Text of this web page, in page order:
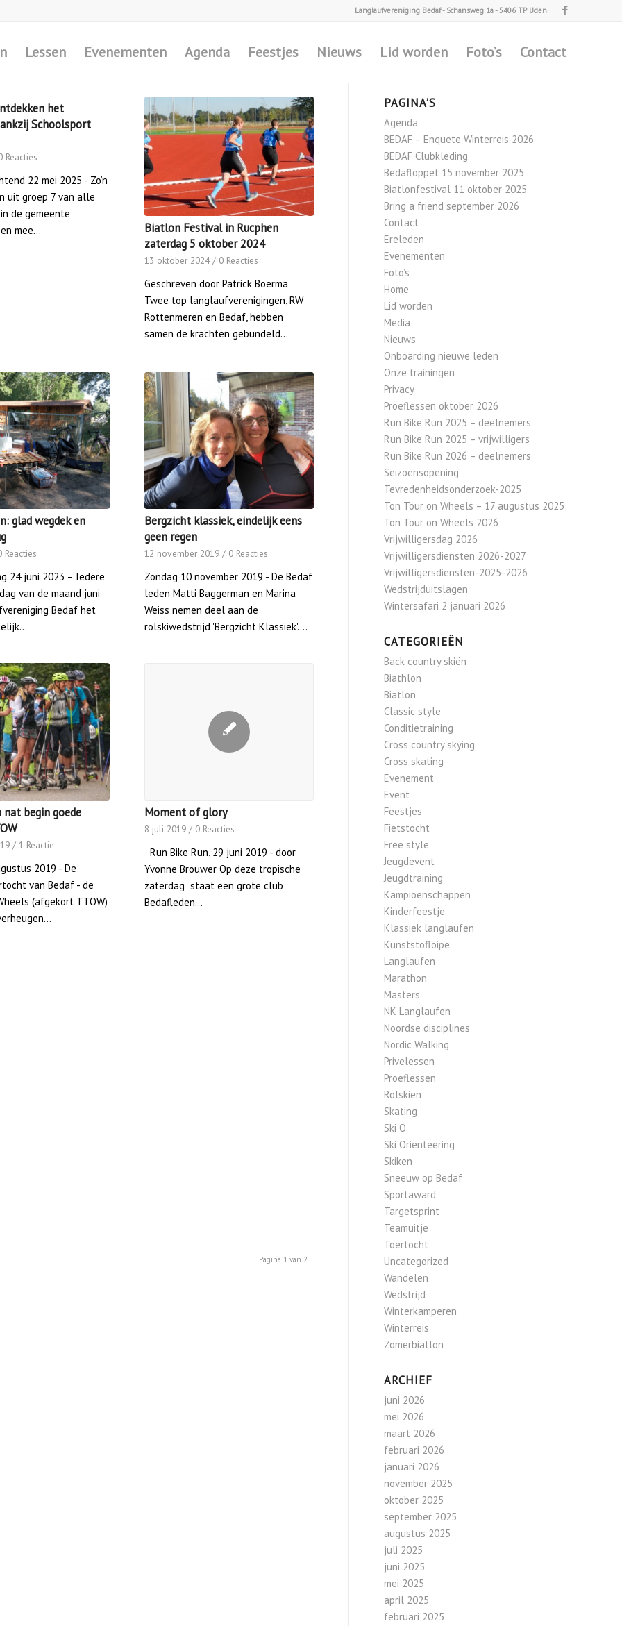
Langlaufvereniging Bedaf - Schansweg 1a - 5406 TP Uden
Lessen Evenementen Agenda Feestjes Nieuws Lid worden Foto’s Contact
het
Schoolsport
Reacties
22 mei 2025 - Zo’n
uit groep 7 van alle
de gemeente
mee…
Biatlon Festival in Rucphen
zaterdag 5 oktober 2024
13 oktober 2024 / 0 Reacties
Geschreven door Patrick Boerma
Twee top langlaufverenigingen, RW
Rottenmeren en Bedaf, hebben
samen de krachten gebundeld…
glad wegdek en
Reacties
24 juni 2023 – Iedere
van de maand juni
Bedaf het
Bergzicht klassiek, eindelijk eens
geen regen
12 november 2019 / 0 Reacties
Zondag 10 november 2019 - De Bedaf
leden Matti Baggerman en Marina
Weiss nemen deel aan de
rolskiwedstrijd 'Bergzicht Klassiek'.…
nat begin goede
/ 1 Reactie
2019 - De
van Bedaf - de
(afgekort TTOW)
Moment of glory
8 juli 2019 / 0 Reacties
Run Bike Run, 29 juni 2019 - door
Yvonne Brouwer Op deze tropische
zaterdag staat een grote club
Bedafleden…
Pagina 1 van 2
PAGINA’S
Agenda
BEDAF – Enquete Winterreis 2026
BEDAF Clubkleding
Bedafloppet 15 november 2025
Biatlonfestival 11 oktober 2025
Bring a friend september 2026
Contact
Ereleden
Evenementen
Foto’s
Home
Lid worden
Media
Nieuws
Onboarding nieuwe leden
Onze trainingen
Privacy
Proeflessen oktober 2026
Run Bike Run 2025 – deelnemers
Run Bike Run 2025 – vrijwilligers
Run Bike Run 2026 – deelnemers
Seizoensopening
Tevredenheidsonderzoek-2025
Ton Tour on Wheels – 17 augustus 2025
Ton Tour on Wheels 2026
Vrijwilligersdag 2026
Vrijwilligersdiensten 2026-2027
Vrijwilligersdiensten-2025-2026
Wedstrijduitslagen
Wintersafari 2 januari 2026
CATEGORIEËN
Back country skiën
Biathlon
Biatlon
Classic style
Conditietraining
Cross country skying
Cross skating
Evenement
Event
Feestjes
Fietstocht
Free style
Jeugdevent
Jeugdtraining
Kampioenschappen
Kinderfeestje
Klassiek langlaufen
Kunststofloipe
Langlaufen
Marathon
Masters
NK Langlaufen
Noordse disciplines
Nordic Walking
Privelessen
Proeflessen
Rolskiën
Skating
Ski O
Ski Orienteering
Skiken
Sneeuw op Bedaf
Sportaward
Targetsprint
Teamuitje
Toertocht
Uncategorized
Wandelen
Wedstrijd
Winterkamperen
Winterreis
Zomerbiatlon
ARCHIEF
juni 2026
mei 2026
maart 2026
februari 2026
januari 2026
november 2025
oktober 2025
september 2025
augustus 2025
juli 2025
juni 2025
mei 2025
april 2025
februari 2025